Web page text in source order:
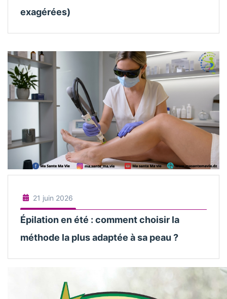
exagérées)
21 juin 2026
Épilation en été : comment choisir la
méthode la plus adaptée à sa peau ?